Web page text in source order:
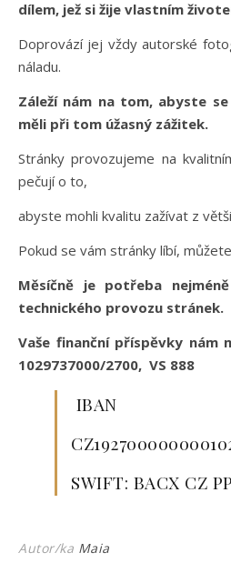
dílem, jež si žije vlastním
Doprovází jej vždy autorské
náladu.
Záleží nám na tom, abyste
měli při tom úžasný zážitek.
Stránky provozujeme na
pečují o to,
abyste mohli kvalitu zažívat z
Pokud se vám stránky líbí,
Měsíčně je potřeba
technického provozu stránek.
Vaše finanční příspěvky nám
1029737000/2700, VS 888
IBAN
SWIFT: BACX CZ PP
Autor/ka Maia